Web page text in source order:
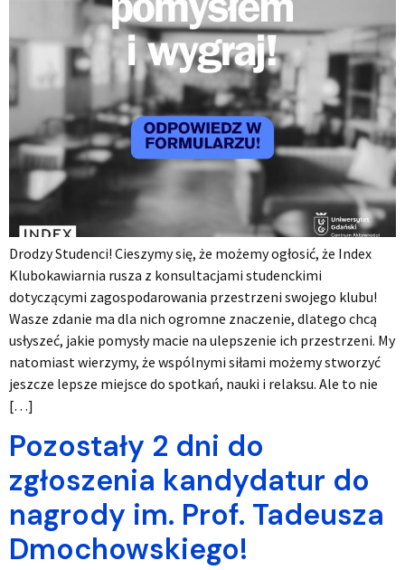
Drodzy Studenci! Cieszymy się, że możemy ogłosić, że Index
Klubokawiarnia rusza z konsultacjami studenckimi
dotyczącymi zagospodarowania przestrzeni swojego klubu!
Wasze zdanie ma dla nich ogromne znaczenie, dlatego chcą
usłyszeć, jakie pomysły macie na ulepszenie ich przestrzeni. My
natomiast wierzymy, że wspólnymi siłami możemy stworzyć
jeszcze lepsze miejsce do spotkań, nauki i relaksu. Ale to nie
[…]
Pozostały 2 dni do
zgłoszenia kandydatur do
nagrody im. Prof. Tadeusza
Dmochowskiego!